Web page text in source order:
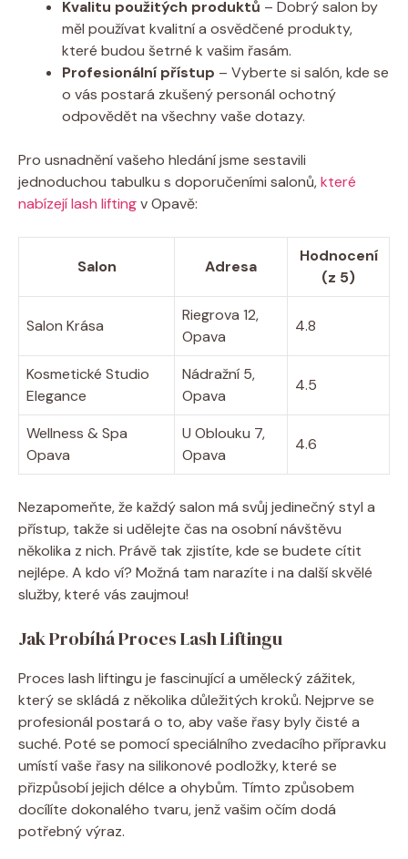
Kvalitu použitých produktů – Dobrý salon by
měl používat kvalitní a osvědčené produkty,
které budou šetrné k vašim řasám.
Profesionální přístup – Vyberte si salón, kde se
o vás postará zkušený personál ochotný
odpovědět na všechny vaše dotazy.
Pro usnadnění vašeho hledání jsme sestavili
jednoduchou tabulku s doporučeními salonů,které
nabízejí lash liftingv Opavě:
Salon Adresa
Hodnocení
(z 5)
Salon Krása
Riegrova 12,
Opava
4.8
Kosmetické Studio
Elegance
Nádražní 5,
Opava
4.5
Wellness & Spa
Opava
U Oblouku 7,
Opava
4.6
Nezapomeňte, že každý salon má svůj jedinečný styl a
přístup, takže si udělejte čas na osobní návštěvu
několika z nich. Právě tak zjistíte, kde se budete cítit
nejlépe. A kdo ví? Možná tam narazíte i na další skvělé
služby, které vás zaujmou!
Jak Probíhá Proces Lash Liftingu
Proces lash liftingu je fascinující a umělecký zážitek,
který se skládá z několika důležitých kroků. Nejprve se
profesionál postará o to, aby vaše řasy byly čisté a
suché. Poté se pomocí speciálního zvedacího přípravku
umístí vaše řasy na silikonové podložky, které se
přizpůsobí jejich délce a ohybům. Tímto způsobem
docílíte dokonalého tvaru, jenž vašim očím dodá
potřebný výraz.